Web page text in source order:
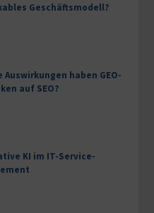
Geschäftsmodell?
Auswirkungen haben GEO-
auf SEO?
KI im IT-Service-